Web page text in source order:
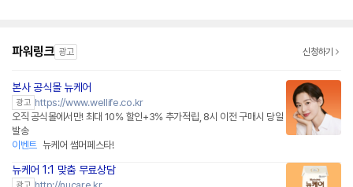
파워링크 광고 신청하기
본사 공식몰 뉴케어
광고 https://www.wellife.co.kr
오직 공식몰에서만! 최대 10% 할인+3% 추가적립, 8시 이전 구매시 당일
발송
이벤트 뉴케어 썸머페스타!
뉴케어 1:1 맞춤 무료상담
http://nucare.kr